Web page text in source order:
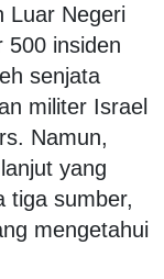
Luar Negeri
500 insiden
senjata
militer Israel
Namun,
yang
tiga sumber,
mengetahui